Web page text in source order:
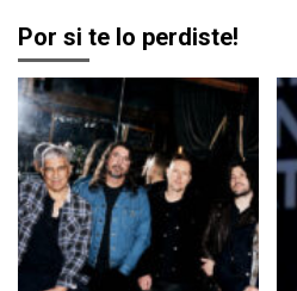
Por si te lo perdiste!